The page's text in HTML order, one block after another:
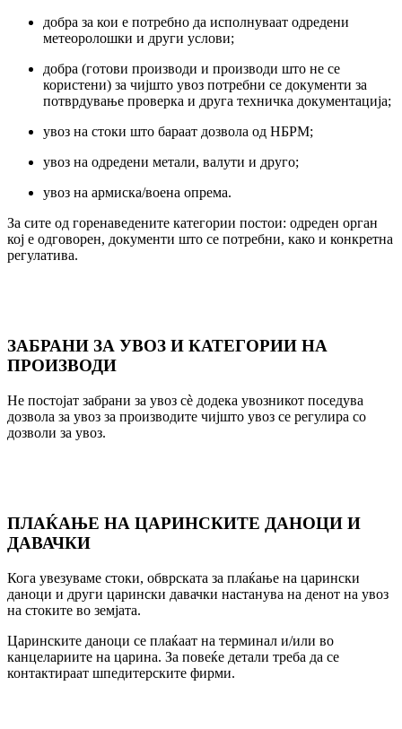
добра за кои е потребно да исполнуваат одредени
метеоролошки и други услови;
добра (готови производи и производи што не се
користени) за чијшто увоз потребни се документи за
потврдување проверка и друга техничка документација;
увоз на стоки што бараат дозвола од НБРМ;
увоз на одредени метали, валути и друго;
увоз на армиска/воена опрема.
За сите од горенаведените категории постои: одреден орган
кој е одговорен, документи што се потребни, како и конкретна
регулатива.
ЗАБРАНИ ЗА УВОЗ И КАТЕГОРИИ НА
ПРОИЗВОДИ
Не постојат забрани за увоз сè додека увозникот поседува
дозвола за увоз за производите чијшто увоз се регулира со
дозволи за увоз.
ПЛАЌАЊЕ НА ЦАРИНСКИТЕ ДАНОЦИ И
ДАВАЧКИ
Кога увезуваме стоки, обврската за плаќање на царински
даноци и други царински давачки настанува на денот на увоз
на стоките во земјата.
Царинските даноци се плаќаат на терминал и/или во
канцелариите на царина. За повеќе детали треба да се
контактираат шпедитерските фирми.